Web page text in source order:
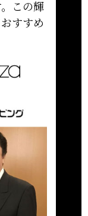
この輝
すすめ